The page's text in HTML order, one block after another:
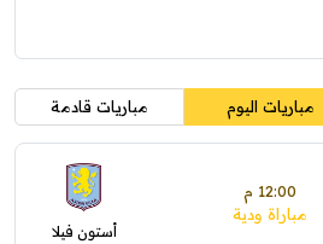
مباريات اليوم مباريات قادمة
12:00 م
مباراة ودية
أستون فيلا